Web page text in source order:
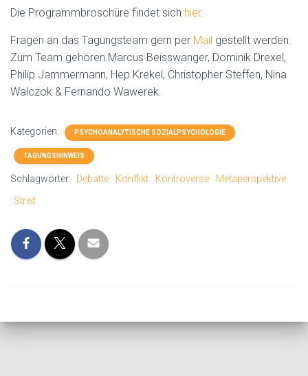
Die Programmbroschüre findet sich hier.
Fragen an das Tagungsteam gern per Mail gestellt werden.
Zum Team gehören Marcus Beisswanger, Dominik Drexel,
Philip Jammermann, Hep Krekel, Christopher Steffen, Nina
Walczok & Fernando Wawerek.
Kategorien: PSYCHOANALYTISCHE SOZIALPSYCHOLOGIE
TAGUNGSHINWEIS
Schlagwörter: Debatte Konflikt Kontroverse
Metaperspektive
Streit